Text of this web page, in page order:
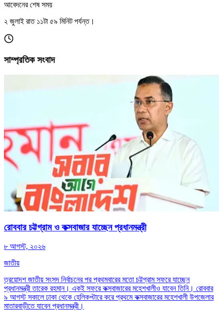
আবেদনের শেষ সময়
২ জুলাই রাত ১১টা ৫৯ মিনিট পর্যন্ত।
সাম্প্রতিক সংবাদ
রোববার চট্টগ্রাম ও কক্সবাজার যাচ্ছেন প্রধানমন্ত্রী
৮ আগস্ট, ২০২৬
জাতীয়
ত্রয়োদশ জাতীয় সংসদ নির্বাচনের পর প্রথমবারের মতো চট্টগ্রাম সফরে যাচ্ছেন
প্রধানমন্ত্রী তারেক রহমান। একই সফরে কক্সবাজারের মহেশখালীও যাবেন তিনি। রোববার
৯ আগস্ট সকালে ঢাকা থেকে হেলিকপ্টারে করে প্রথমে কক্সবাজারের মহেশখালী উপজেলার
মাতারবাড়ীতে যাবেন প্রধানমন্ত্রী।